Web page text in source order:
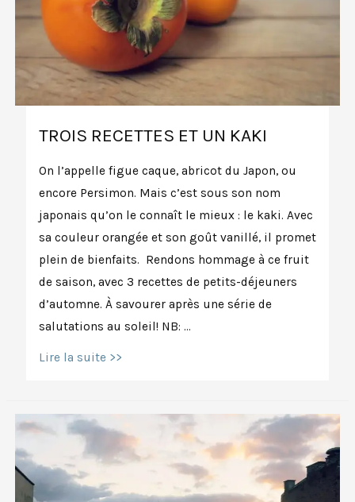
TROIS RECETTES ET UN KAKI
On l’appelle figue caque, abricot du Japon, ou
encore Persimon. Mais c’est sous son nom
japonais qu’on le connaît le mieux : le kaki. Avec
sa couleur orangée et son goût vanillé, il promet
plein de bienfaits. Rendons hommage à ce fruit
de saison, avec 3 recettes de petits-déjeuners
d’automne. À savourer après une série de
salutations au soleil! NB: …
Trois
Lire la suite >>